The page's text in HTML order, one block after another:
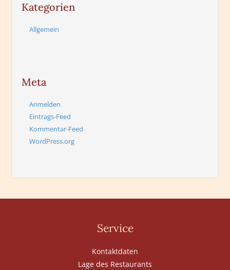
Kategorien
Allgemein
Meta
Anmelden
Eintrags-Feed
Kommentar-Feed
WordPress.org
Service
Kontaktdaten
Lage des Restaurants